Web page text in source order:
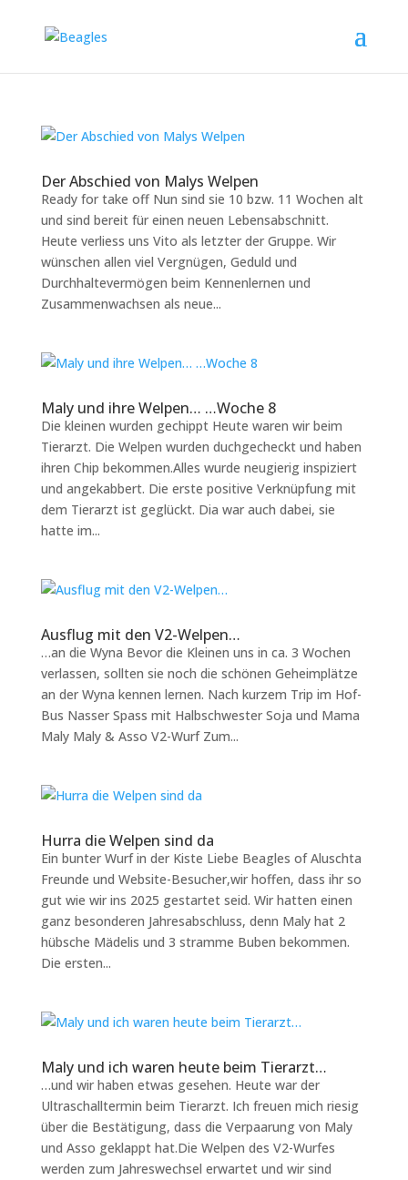
Der Abschied von Malys Welpen
Ready for take off Nun sind sie 10 bzw. 11 Wochen alt
und sind bereit für einen neuen Lebensabschnitt.
Heute verliess uns Vito als letzter der Gruppe. Wir
wünschen allen viel Vergnügen, Geduld und
Durchhaltevermögen beim Kennenlernen und
Zusammenwachsen als neue...
Maly und ihre Welpen… …Woche 8
Die kleinen wurden gechippt Heute waren wir beim
Tierarzt. Die Welpen wurden duchgecheckt und haben
ihren Chip bekommen.Alles wurde neugierig inspiziert
und angekabbert. Die erste positive Verknüpfung mit
dem Tierarzt ist geglückt. Dia war auch dabei, sie
hatte im...
Ausflug mit den V2-Welpen…
…an die Wyna Bevor die Kleinen uns in ca. 3 Wochen
verlassen, sollten sie noch die schönen Geheimplätze
an der Wyna kennen lernen. Nach kurzem Trip im Hof-
Bus Nasser Spass mit Halbschwester Soja und Mama
Maly Maly & Asso V2-Wurf Zum...
Hurra die Welpen sind da
Ein bunter Wurf in der Kiste Liebe Beagles of Aluschta
Freunde und Website-Besucher,wir hoffen, dass ihr so
gut wie wir ins 2025 gestartet seid. Wir hatten einen
ganz besonderen Jahresabschluss, denn Maly hat 2
hübsche Mädelis und 3 stramme Buben bekommen.
Die ersten...
Maly und ich waren heute beim Tierarzt…
…und wir haben etwas gesehen. Heute war der
Ultraschalltermin beim Tierarzt. Ich freuen mich riesig
über die Bestätigung, dass die Verpaarung von Maly
und Asso geklappt hat.Die Welpen des V2-Wurfes
werden zum Jahreswechsel erwartet und wir sind